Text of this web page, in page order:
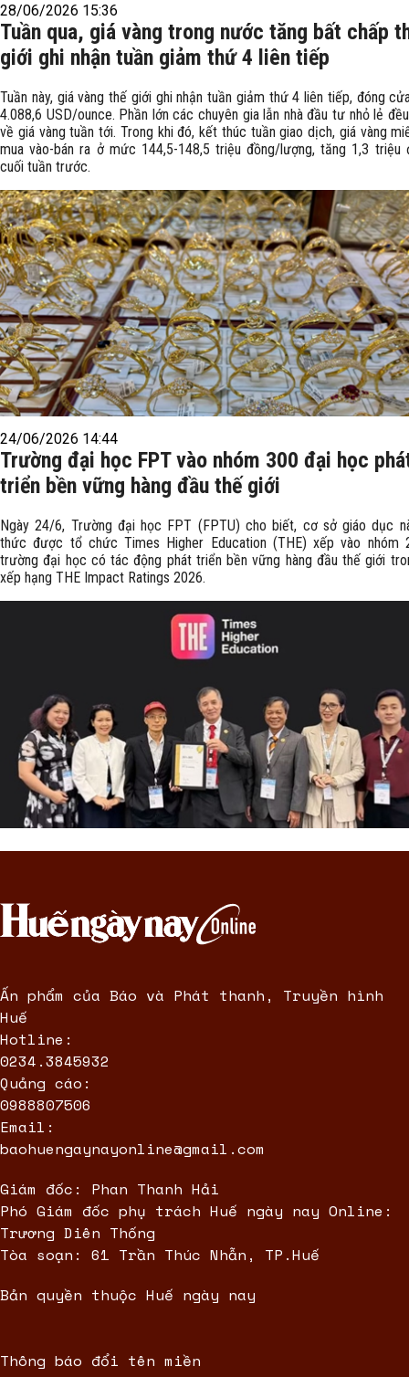
28/06/2026 15:36
Tuần qua, giá vàng trong nước tăng bất chấp
giới ghi nhận tuần giảm thứ 4 liên tiếp
Tuần này, giá vàng thế giới ghi nhận tuần giảm thứ 4 liên tiếp, đóng
4.088,6 USD/ounce. Phần lớn các chuyên gia lẫn nhà đầu tư nhỏ lẻ
về giá vàng tuần tới. Trong khi đó, kết thúc tuần giao dịch, giá vàng
mua vào-bán ra ở mức 144,5-148,5 triệu đồng/lượng, tăng 1,3 triệu
cuối tuần trước.
24/06/2026 14:44
Trường đại học FPT vào nhóm 300 đại học
triển bền vững hàng đầu thế giới
Ngày 24/6, Trường đại học FPT (FPTU) cho biết, cơ sở giáo dục
thức được tổ chức Times Higher Education (THE) xếp vào nhóm
trường đại học có tác động phát triển bền vững hàng đầu thế giới
xếp hạng THE Impact Ratings 2026.
Ấn phẩm của Báo và Phát thanh, Truyền hình
Huế
Hotline:
0234.3845932
Quảng cáo:
0988807506
Email:
baohuengaynayonline@gmail.com
Giám đốc: Phan Thanh Hải
Phó Giám đốc phụ trách Huế ngày nay Online:
Trương Diên Thống
Tòa soạn: 61 Trần Thúc Nhẫn, TP.Huế
Bản quyền thuộc Huế ngày nay
Thông báo đổi tên miền